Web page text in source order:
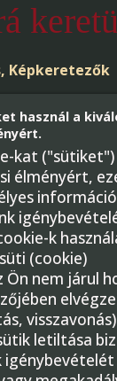
Képkeretezők
+36-30/436-
Bartók
Facebook
használ a
kat ("sütiket")
élményért,
k
(cookie)
Ön nem járul
letiltása